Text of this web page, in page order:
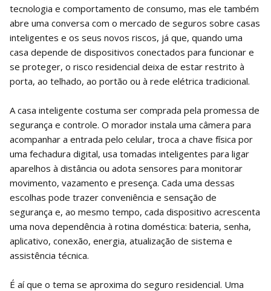
tecnologia e comportamento de consumo, mas ele também
abre uma conversa com o mercado de seguros sobre casas
inteligentes e os seus novos riscos, já que, quando uma
casa depende de dispositivos conectados para funcionar e
se proteger, o risco residencial deixa de estar restrito à
porta, ao telhado, ao portão ou à rede elétrica tradicional.
A casa inteligente costuma ser comprada pela promessa de
segurança e controle. O morador instala uma câmera para
acompanhar a entrada pelo celular, troca a chave física por
uma fechadura digital, usa tomadas inteligentes para ligar
aparelhos à distância ou adota sensores para monitorar
movimento, vazamento e presença. Cada uma dessas
escolhas pode trazer conveniência e sensação de
segurança e, ao mesmo tempo, cada dispositivo acrescenta
uma nova dependência à rotina doméstica: bateria, senha,
aplicativo, conexão, energia, atualização de sistema e
assistência técnica.
É aí que o tema se aproxima do seguro residencial. Uma